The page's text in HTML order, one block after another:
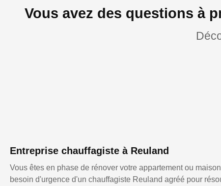
Vous avez des questions à
Entreprise chauffagiste à Reuland
Vous êtes en phase de rénover votre appartement ou
besoin d'urgence d'un chauffagiste Reuland agréé pour